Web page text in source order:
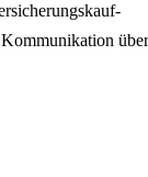
über